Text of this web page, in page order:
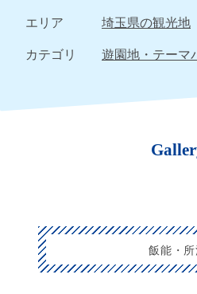
エリア 埼玉県の観光地
カテゴリ
遊園地・テーマ
飯能・所